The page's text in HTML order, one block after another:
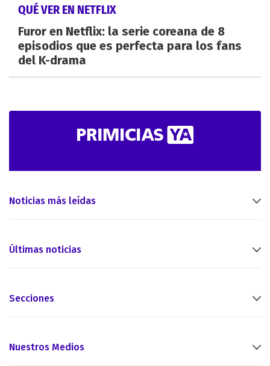
QUÉ VER EN NETFLIX
Furor en Netflix: la serie coreana de 8
episodios que es perfecta para los fans
del K-drama
Noticias más leídas
Últimas noticias
Secciones
Nuestros Medios